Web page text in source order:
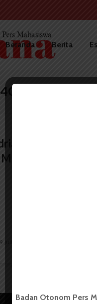
Beranda Berita
LTE Carnival
Mulai Karier
Video
9 Juli 2017
Badan Otonom Pers